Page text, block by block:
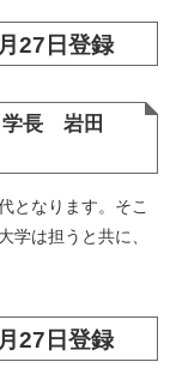
27日登録
長 岩田
となります。そこ
学は担うと共に、
27日登録